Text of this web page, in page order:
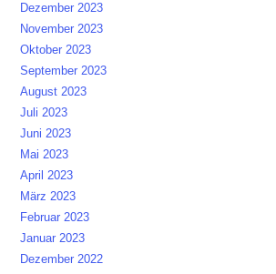
Dezember 2023
November 2023
Oktober 2023
September 2023
August 2023
Juli 2023
Juni 2023
Mai 2023
April 2023
März 2023
Februar 2023
Januar 2023
Dezember 2022